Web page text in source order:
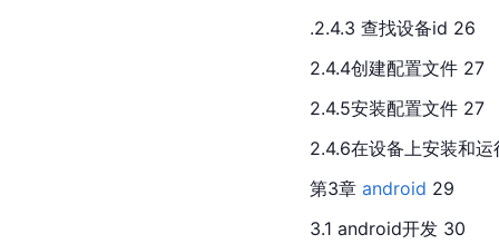
.2.4.3 查找设备id 26
2.4.4创建配置文件 27
2.4.5安装配置文件 27
2.4.6在设备上安装和
第3章 android 29
3.1 android开发 30